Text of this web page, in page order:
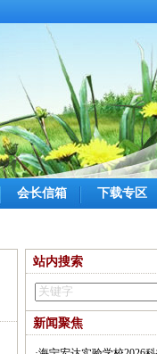
会长信箱 下载专区
站内搜索
新闻聚焦